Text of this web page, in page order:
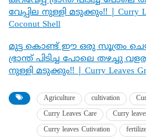
വേപ്പില നുള്ളി മടുക്കും!! | Curry
Coconut Shell
മുട്ട കൊണ്ട് ഈ ഒരു സൂത്രം
ഭ്രാന്ത് പിടിച്ച പോലെ തഴച്ചു
നുള്ളി മടുക്കും!! | Curry Leaves
Agriculture cultivation
Curry Leaves Care
Curry
Curry leaves Cutivation